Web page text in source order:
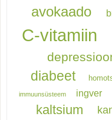
avokaado
C-vitamiin
diabeet
immuunsüsteem ingver
kaltsium